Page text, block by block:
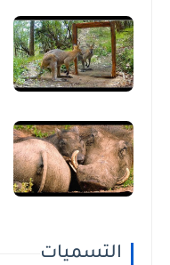
التسميات